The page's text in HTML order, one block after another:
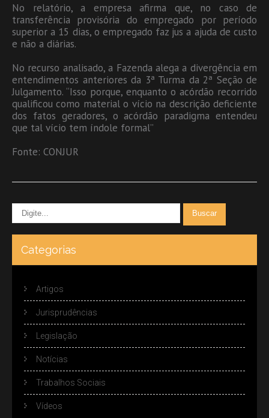
No relatório, a empresa afirma que, no caso de
transferência provisória do empregado por período
superior a 15 dias, o empregado faz jus a ajuda de custo
e não a diárias.
No recurso analisado, a Fazenda alega a divergência em
entendimentos anteriores da 3ª Turma da 2ª Seção de
Julgamento. “Isso porque, enquanto o acórdão recorrido
qualificou como material o vício na descrição deficiente
dos fatos geradores, o acórdão paradigma entendeu
que tal vício tem índole formal”
Fonte: CONJUR
Categorias
Artigos
Jurisprudências
Legislação
Notícias
Trabalhos Sociais
Vídeos